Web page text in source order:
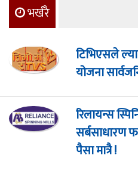
भर्खरै
टिभिएसले
योजना
रिलायन्स
सर्बसाधारण
पैसा मात्रै !